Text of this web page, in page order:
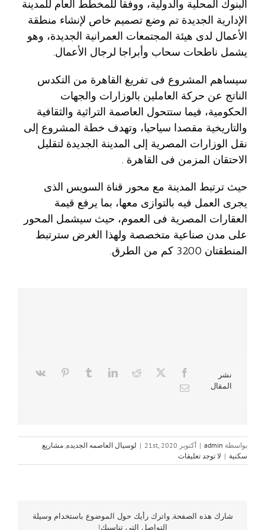
البنوك المحلية والدولية، ووفقا للمخطط العام للمدينة
الإدارية الجديدة تم وضع تصميم خاص لإنشاء منطقة
الأعمال لدى هيئة المجتمعات العمرانية الجديدة، وهو
يشمل ناطحات سحاب وأبراجا لرجال الأعمال.
سيساهم المشروع فى تفريغ القاهرة من التكدس
الناتج عن حركة العاملين بالوزارات والجهات
الحكومية، فيما ستتحول العاصمة التراثية والثقافية
والتاريخية مقصدا سياحيا، وتهدف خطة المشروع إلى
نقل الوزارات المصرية إلى المدينة الجديدة لتقليل
الاحتقان المزمن فى القاهرة .
حيث ترتبط المدينة مع محور قناة السويس الذى
يجرى العمل فيه بالتوازى معها، بما يرفع قيمة
العقارات المصرية فى العموم، حيث سيشمل المحور
على مدن صناعية متخصصة ولهذا الغرض سترتبط
المنطقتان 3200 كم من الطرق.
نشر
المقال
بواسطة admin
| أكتوبر 21st, 2020 | لوسيال العاصمه الجديده مشاريع
سكنية | لا توجد تعليقات
شارك هذه الصفحة, واترك رأيك حول الموضوع باستخدام وسيلة
التواصل التي تناسبك!